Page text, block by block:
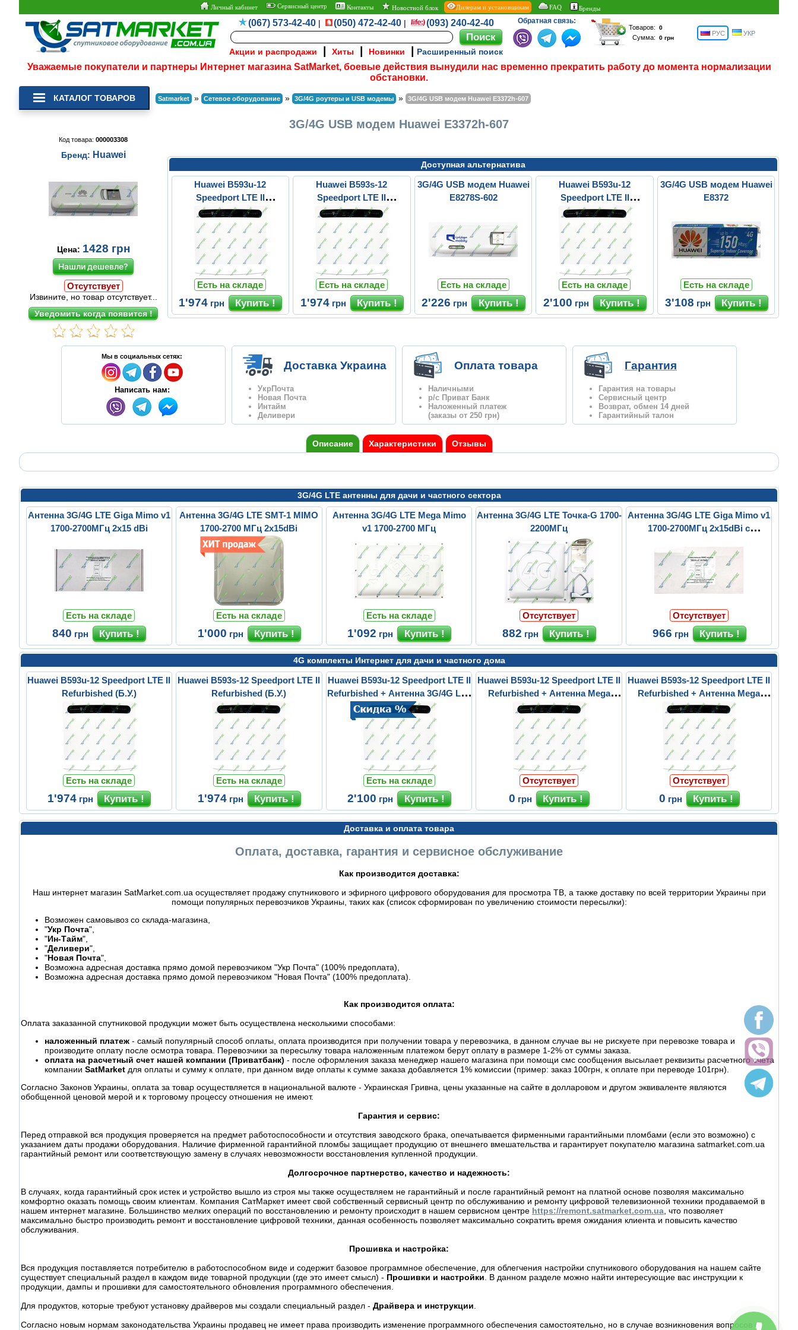
Личный кабинет Сервисный центр Контакты Новостной блок Дилерам и установщикам FAQ Бренды
(067) 573-42-40| (050) 472-42-40| (093) 240-42-40
Акции и распродажи Хиты Новинки Расширенный поиск
Обратная связь:
Товаров:
Сумма:
РУС УКР
Уважаемые покупатели и партнеры Интернет магазина SatMarket, боевые действия вынудили нас временно прекратить работу до момента нормализации
обстановки.
КАТАЛОГ ТОВАРОВ Satmarket » Сетевое оборудование » 3G/4G роутеры и USB модемы » 3G/4G USB модем Huawei E3372h-607
3G/4G USB модем Huawei E3372h-607
Код товара: 000003308
Бренд: Huawei
Цена: 1428 грн
Нашли дешевле?
Отсутствует
Извините, но товар отсутствует...
Доступная альтернатива
Huawei B593u-12
Speedport LTE II
Refurbished (Б.У.)
Есть на складе
1'974 грн
Huawei B593s-12
Speedport LTE II
Refurbished (Б.У.)
Есть на складе
1'974 грн
3G/4G USB модем Huawei
E8278S-602
Есть на складе
2'226 грн
Huawei B593u-12
Speedport LTE II
Refurbished + Антенна
3G/4G LTE SMT-1 MIMO
Есть на складе
2'100 грн
3G/4G USB модем Huawei
E8372
Есть на складе
3'108 грн
Мы в социальных сетях:
Написать нам:
Доставка Украина
УкрПочта
Новая Почта
Интайм
Деливери
Оплата товара
Наличными
р/с Приват Банк
Наложенный платеж
(заказы от 250 грн)
Гарантия
Гарантия на товары
Сервисный центр
Возврат, обмен 14 дней
Гарантийный талон
Описание Характеристики Отзывы
3G/4G LTE антенны для дачи и частного сектора
Антенна 3G/4G LTE Giga Mimo v1
1700-2700МГц 2x15 dBi
Есть на складе
840 грн
Антенна 3G/4G LTE SMT-1 MIMO
1700-2700 МГц 2x15dBi
Есть на складе
1'000 грн
Антенна 3G/4G LTE Mega Mimo
v1 1700-2700 МГц
Есть на складе
1'092 грн
Антенна 3G/4G LTE Точка-G 1700-
2200МГц
Отсутствует
882 грн
Антенна 3G/4G LTE Giga Mimo v1
1700-2700МГц 2x15dBi с
Отсутствует
966 грн
4G комплекты Интернет для дачи и частного дома
Huawei B593u-12 Speedport LTE II
Refurbished (Б.У.)
Есть на складе
1'974 грн
Huawei B593s-12 Speedport LTE II
Refurbished (Б.У.)
Есть на складе
1'974 грн
Huawei B593u-12 Speedport LTE II
Refurbished + Антенна 3G/4G LTE
...
Есть на складе
2'100 грн
Huawei B593u-12 Speedport LTE II
Refurbished + Антенна Mega
Mimo
Отсутствует
0 грн
Huawei B593s-12 Speedport LTE II
Refurbished + Антенна Mega
Mimo
Отсутствует
0 грн
Доставка и оплата товара
Оплата, доставка, гарантия и сервисное обслуживание
Как производится доставка:
Наш интернет магазин SatMarket.com.ua осуществляет продажу спутникового и эфирного цифрового оборудования для просмотра ТВ, а также доставку по всей территории Украины при
помощи популярных перевозчиков Украины, таких как (список сформирован по увеличению стоимости пересылки):
Возможен самовывоз со склада-магазина,
"Укр Почта",
"Ин-Тайм",
"Деливери",
"Новая Почта",
Возможна адресная доставка прямо домой перевозчиком "Укр Почта" (100% предоплата),
Возможна адресная доставка прямо домой перевозчиком "Новая Почта" (100% предоплата).
Как производится оплата:
Оплата заказанной спутниковой продукции может быть осуществлена несколькими способами:
наложенный платеж - самый популярный способ оплаты, оплата производится при получении товара у перевозчика, в данном случае вы не рискуете при перевозке товара и
производите оплату после осмотра товара. Перевозчики за пересылку товара наложенным платежом берут оплату в размере 1-2% от суммы заказа.
оплата на расчетный счет нашей компании (Приватбанк) - после оформления заказа менеджер нашего магазина при помощи смс сообщения высылает реквизиты расчетного счета
компании SatMarket для оплаты и сумму к оплате, при данном виде оплаты к сумме заказа добавляется 1% комиссии (пример: заказ 100грн, к оплате при переводе 101грн).
Согласно Законов Украины, оплата за товар осуществляется в национальной валюте - Украинская Гривна, цены указанные на сайте в долларовом и другом эквиваленте являются
обобщенной ценовой мерой и к торговому процессу отношения не имеют.
Гарантия и сервис:
Перед отправкой вся продукция проверяется на предмет работоспособности и отсутствия заводского брака, опечатывается фирменными гарантийными пломбами (если это возможно) с
указанием даты продажи оборудования. Наличие фирменной гарантийной пломбы защищает продукцию от внешнего вмешательства и гарантирует покупателю магазина satmarket.com.ua
гарантийный ремонт или соответствующую замену в случаях невозможности восстановления купленной продукции.
Долгосрочное партнерство, качество и надежность:
В случаях, когда гарантийный срок истек и устройство вышло из строя мы также осуществляем не гарантийный и после гарантийный ремонт на платной основе позволяя максимально
комфортно оказать помощь своим клиентам. Компания СатМаркет имеет свой собственный сервисный центр по обслуживанию и ремонту цифровой телевизионной техники продаваемой в
нашем интернет магазине. Большинство мелких операций по восстановлению и ремонту происходит в нашем сервисном центре https://remont.satmarket.com.ua , что позволяет
максимально быстро производить ремонт и восстановление цифровой техники, данная особенность позволяет максимально сократить время ожидания клиента и повысить качество
обслуживания.
Прошивка и настройка:
Вся продукция поставляется потребителю в работоспособном виде и содержит базовое программное обеспечение, для облегчения настройки спутникового оборудования на нашем сайте
существует специальный раздел в каждом виде товарной продукции (где это имеет смысл) - Прошивки и настройки . В данном разделе можно найти интересующие вас инструкции к
продукции, дампы и прошивки для самостоятельного обновления программного обеспечения.
Для продуктов, которые требуют установку драйверов мы создали специальный раздел - Драйвера и инструкции
Согласно новым нормам законодательства Украины продавец не имеет права производить изменение программного обеспечения самостоятельно, но в случае возникновения вопросов от